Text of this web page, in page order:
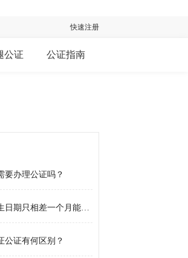
快速注册
公证 公证指南
要办理公证吗？
相差一个月能否办理亲属公证
公证有何区别？